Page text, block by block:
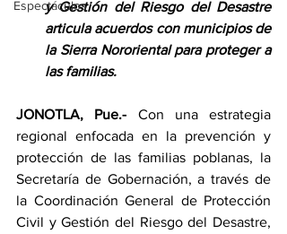
Espectáculos
y Gestión del Riesgo del Desastre
articula acuerdos con municipios de
la Sierra Nororiental para proteger a
las familias.
JONOTLA, Pue.- Con una estrategia
regional enfocada en la prevención y
protección de las familias poblanas, la
Secretaría de Gobernación, a través de
la Coordinación General de Protección
Civil y Gestión del Riesgo del Desastre,